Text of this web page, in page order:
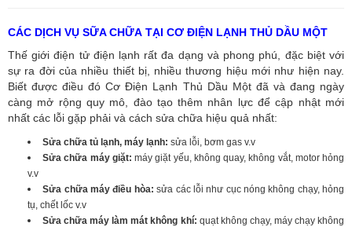
CÁC DỊCH VỤ SỮA CHỮA TẠI CƠ ĐIỆN LẠNH THỦ DẦU MỘT
Thế giới điện tử điện lạnh rất đa dạng và phong phú, đặc biệt với
sự ra đời của nhiều thiết bị, nhiều thương hiệu mới như hiện nay.
Biết được điều đó Cơ Điện Lạnh Thủ Dầu Một đã và đang ngày
càng mở rộng quy mô, đào tạo thêm nhân lực để cập nhật mới
nhất các lỗi gặp phải và cách sửa chữa hiệu quả nhất:
Sửa chữa tủ lạnh, máy lạnh: sửa lỗi, bơm gas v.v
Sửa chữa máy giặt:máy giặt yếu, không quay, không vắt, motor hỏng
v.v
Sửa chữa máy điều hòa: sửa các lỗi như cục nóng không chạy, hỏng
tụ, chết lốc v.v
Sửa chữa máy làm mát không khí: quạt không chạy, máy chạy không